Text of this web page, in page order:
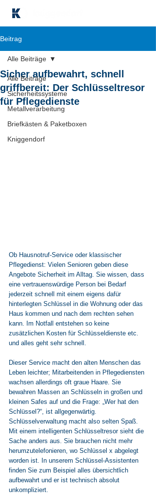
Beitrag
Alle Beiträge
Sicherheitssysteme
Metallverarbeitung
Briefkästen & Paketboxen
Kniggendorf
Alle Beiträge
Sicher aufbewahrt, schnell
griffbereit: Der Schlüsseltresor
für Pflegedienste
Ob Hausnotruf-Service oder klassischer
Pflegedienst: Vielen Senioren geben diese
Angebote Sicherheit im Alltag. Sie wissen, dass
eine vertrauenswürdige Person bei Bedarf
jederzeit schnell mit einem eigens dafür
hinterlegten Schlüssel in die Wohnung oder das
Haus kommen und nach dem rechten sehen
kann. Im Notfall entstehen so keine
zusätzlichen Kosten für Schlüsseldienste etc.
und alles geht sehr schnell.
Dieser Service macht den alten Menschen das
Leben leichter; Mitarbeitenden in Pflegediensten
wachsen allerdings oft graue Haare. Sie
bewahren Massen an Schlüsseln in großen und
kleinen Safes auf und die Frage: „Wer hat den
Schlüssel?“, ist allgegenwärtig.
Schlüsselverwaltung macht also selten Spaß.
Mit einem intelligenten Schlüsseltresor sieht die
Sache anders aus. Sie brauchen nicht mehr
herumzutelefonieren, wo Schlüssel x abgelegt
worden ist. In unserem Schlüssel-Assistenten
finden Sie zum Beispiel alles übersichtlich
aufbewahrt und er ist technisch absolut
unkompliziert.